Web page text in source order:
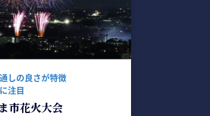
しの良さが特徴
注目
市花火大会